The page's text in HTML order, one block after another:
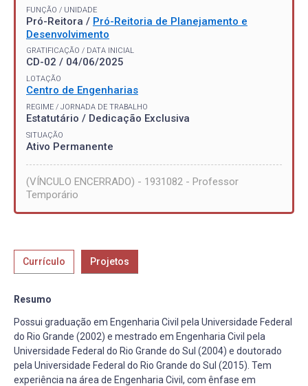
FUNÇÃO / UNIDADE
Pró-Reitora / Pró-Reitoria de Planejamento e
Desenvolvimento
GRATIFICAÇÃO / DATA INICIAL
CD-02 / 04/06/2025
LOTAÇÃO
Centro de Engenharias
REGIME / JORNADA DE TRABALHO
Estatutário / Dedicação Exclusiva
SITUAÇÃO
Ativo Permanente
(VÍNCULO ENCERRADO) - 1931082 - Professor
Temporário
Currículo Projetos
Resumo
Possui graduação em Engenharia Civil pela Universidade Federal
do Rio Grande (2002) e mestrado em Engenharia Civil pela
Universidade Federal do Rio Grande do Sul (2004) e doutorado
pela Universidade Federal do Rio Grande do Sul (2015). Tem
experiência na área de Engenharia Civil, com ênfase em